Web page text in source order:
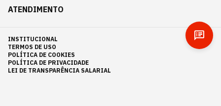
ATENDIMENTO
INSTITUCIONAL
TERMOS DE USO
POLÍTICA DE COOKIES
POLÍTICA DE PRIVACIDADE
LEI DE TRANSPARÊNCIA SALARIAL